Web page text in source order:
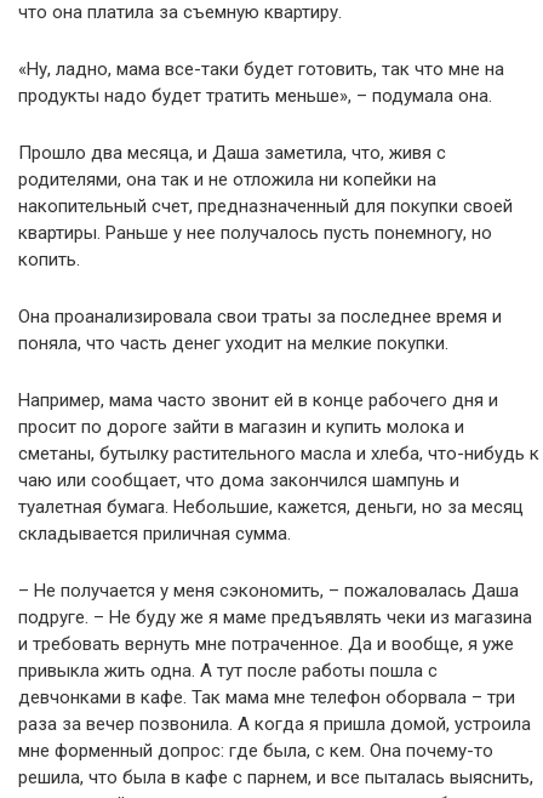
что она платила за съемную квартиру.
«Ну, ладно, мама все-таки будет готовить, так что мне на
продукты надо будет тратить меньше», – подумала она.
Прошло два месяца, и Даша заметила, что, живя с
родителями, она так и не отложила ни копейки на
накопительный счет, предназначенный для покупки своей
квартиры. Раньше у нее получалось пусть понемногу, но
копить.
Она проанализировала свои траты за последнее время и
поняла, что часть денег уходит на мелкие покупки.
Например, мама часто звонит ей в конце рабочего дня и
просит по дороге зайти в магазин и купить молока и
сметаны, бутылку растительного масла и хлеба, что-нибудь к
чаю или сообщает, что дома закончился шампунь и
туалетная бумага. Небольшие, кажется, деньги, но за месяц
складывается приличная сумма.
– Не получается у меня сэкономить, – пожаловалась Даша
подруге. – Не буду же я маме предъявлять чеки из магазина
и требовать вернуть мне потраченное. Да и вообще, я уже
привыкла жить одна. А тут после работы пошла с
девчонками в кафе. Так мама мне телефон оборвала – три
раза за вечер позвонила. А когда я пришла домой, устроила
мне форменный допрос: где была, с кем. Она почему-то
решила, что была в кафе с парнем, и все пыталась выяснить,